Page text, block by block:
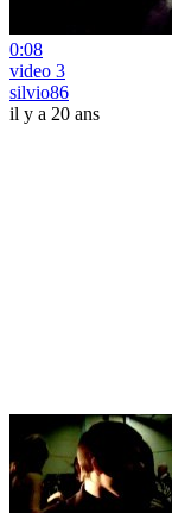
0:08
video 3
silvio86
il y a 20 ans